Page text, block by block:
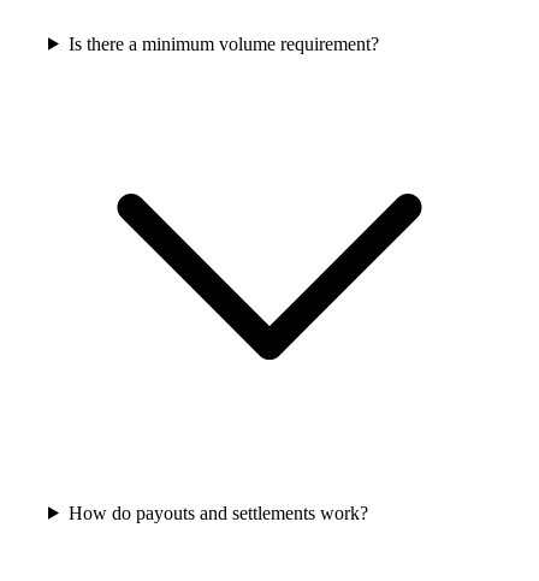
Is there a minimum volume requirement?
How do payouts and settlements work?